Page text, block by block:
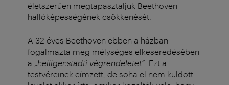
életszerűen megtapasztaljuk Beethoven
hallóképességének csökkenését.
A 32 éves Beethoven ebben a házban
fogalmazta meg mélységes elkeseredésében
a „heiligenstadti végrendeletet” . Ezt a
testvéreinek címzett, de soha el nem küldött